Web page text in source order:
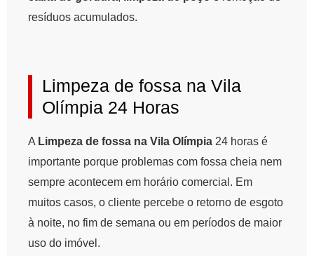
resíduos acumulados.
Limpeza de fossa na Vila
Olímpia 24 Horas
A Limpeza de fossa na Vila Olímpia 24 horas é
importante porque problemas com fossa cheia nem
sempre acontecem em horário comercial. Em
muitos casos, o cliente percebe o retorno de esgoto
à noite, no fim de semana ou em períodos de maior
uso do imóvel.